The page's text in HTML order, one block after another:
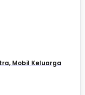
Mobil Keluarga